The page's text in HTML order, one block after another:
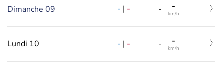
Dimanche 09 - | - - -
km/h
Lundi 10 - | - - -
km/h